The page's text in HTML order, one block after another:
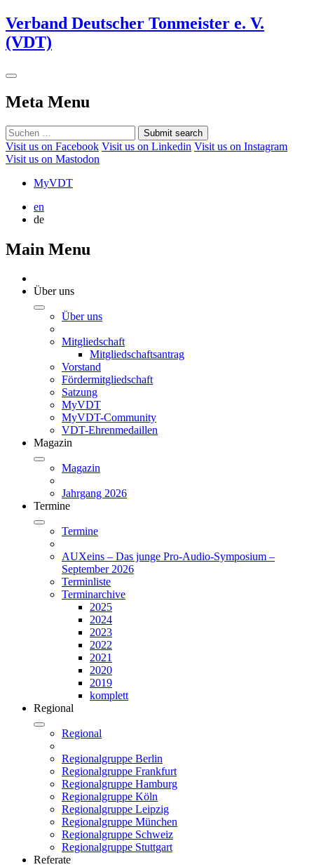
Verband Deutscher Tonmeister e. V.
(VDT)
Meta Menu
Submit search
Visit us on Facebook Visit us on Linkedin Visit us on Instagram
Visit us on Mastodon
MyVDT
en
de
Main Menu
Über uns
Über uns
Mitgliedschaft
Mitgliedschaftsantrag
Vorstand
Fördermitgliedschaft
Satzung
MyVDT
MyVDT-Community
VDT-Ehrenmedaillen
Magazin
Magazin
Jahrgang 2026
Termine
Termine
AUXeins – Das junge Pro-Audio-Symposium –
September 2026
Terminliste
Terminarchive
2025
2024
2023
2022
2021
2020
2019
komplett
Regional
Regional
Regionalgruppe Berlin
Regionalgruppe Frankfurt
Regionalgruppe Hamburg
Regionalgruppe Köln
Regionalgruppe Leipzig
Regionalgruppe München
Regionalgruppe Schweiz
Regionalgruppe Stuttgart
Referate